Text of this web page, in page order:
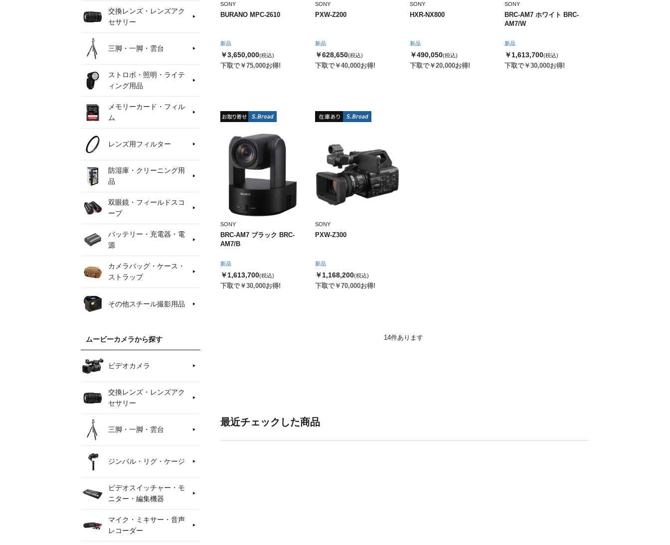
交換レンズ・レンズアク
セサリー
三脚・一脚・雲台
ストロボ・照明・ライテ
ィング用品
メモリーカード・フィル
ム
レンズ用フィルター
防湿庫・クリーニング用
品
双眼鏡・フィールドスコ
ープ
バッテリー・充電器・電
源
カメラバッグ・ケース・
ストラップ
その他スチール撮影用品
ムービーカメラから探す
ビデオカメラ
交換レンズ・レンズアク
セサリー
三脚・一脚・雲台
ジンバル・リグ・ケージ
ビデオスイッチャー・モ
ニター・編集機器
マイク・ミキサー・音声
レコーダー
新品
SONY
BURANO MPC-2610
￥3,650,000(税込)
下取で￥75,000お得!
新品
SONY
PXW-Z200
￥628,650(税込)
下取で￥40,000お得!
新品
SONY
HXR-NX800
￥490,050(税込)
下取で￥20,000お得!
新品
SONY
BRC-AM7 ホワイト BRC-
AM7/W
￥1,613,700(税込)
下取で￥30,000お得!
新品
SONY
BRC-AM7 ブラック BRC-
AM7/B
￥1,613,700(税込)
下取で￥30,000お得!
新品
SONY
PXW-Z300
￥1,168,200(税込)
下取で￥70,000お得!
14件あります
最近チェックした商品